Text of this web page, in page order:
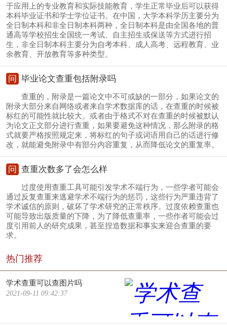
于应用上的专业教育和实际技能教育，学生正常毕业后可以获得
本科毕业证书和学士学位证书。在中国，大学本科学历主要分为
全日制本科和非全日制本科两种，全日制本科是由全国各地的普
通高等学校招生全国统一考试、自主招生或保送等方式进行招
生，非全日制本科主要分为自考本科、成人高考、远程教育、业
余教育、开放教育等多种类型。
问 毕业论文查重包括附录吗
查重的，附录是一篇论文中不可或缺的一部分，如果论文的
附录大部分来自网络或者来自学术数据库的话，在查重的时候被
标红的可能性就比较大。或者由于格式不对在查重的时候被默认
为论文正文部分进行查重，如果要避免这种情况，那么附录的格
式就要严格按照规定来，将标红的句子或词语用自己的话进行修
改，就能避免附录中有部分内容重复，从而降低论文的重复率。
问 查重次数多了会怎么样
过度使用查重工具可能引发学术不端行为，一些学者可能会
通过反复查重来逃避学术不端行为的惩罚，这些行为严重违背了
学术诚信的原则，破坏了学术研究的正常秩序。过度依赖查重也
可能导致出版质量的下降，为了降低查重率，一些作者可能会过
度引用前人的研究成果，甚至捏造数据和事实来迎合查重的要
求。
热门推荐
学术查重可以查图片吗
2021-09-11 09:42:37